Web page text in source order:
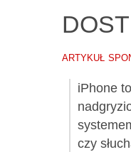
artykuł
iPhone
czy